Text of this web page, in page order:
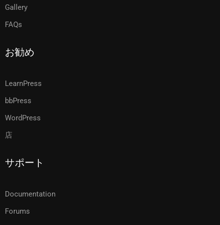
Gallery
FAQs
お勧め
LearnPress
bbPress
WordPress
店
サポート
Documentation
Forums